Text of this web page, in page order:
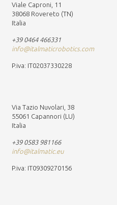
Viale Caproni, 11
38068 Rovereto (TN)
Italia
+39 0464 466331
info@italmaticrobotics.com
P.iva: IT02037330228
Via Tazio Nuvolari, 38
55061 Capannori (LU)
Italia
+39 0583 981166
info@italmatic.eu
P.iva: IT09309270156